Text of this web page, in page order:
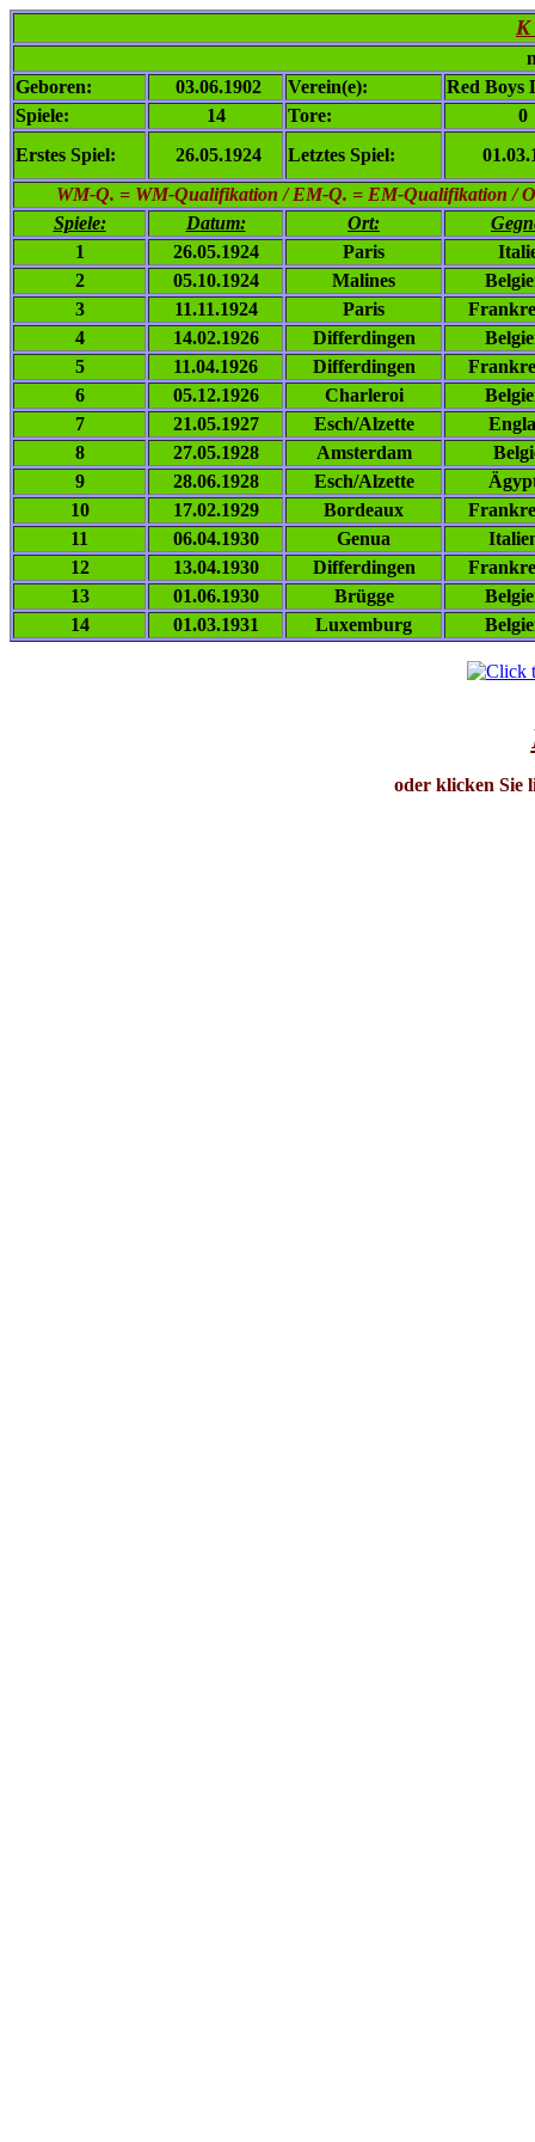
K
Geboren:
03.06.1902 Verein(e):
Red Boys
Spiele:
14 Tore:
0
Erstes Spiel:
26.05.1924 Letztes Spiel:
WM-Q. = WM-Qualifikation / EM-Q. = EM-Qualifikation /
Spiele:
Datum: Ort:
1
26.05.1924 Paris
2
05.10.1924 Malines
3
11.11.1924 Paris
4
14.02.1926 Differdingen
5
11.04.1926 Differdingen
6
05.12.1926 Charleroi
7
21.05.1927 Esch/Alzette
8
27.05.1928 Amsterdam
9
28.06.1928 Esch/Alzette
10
17.02.1929 Bordeaux
11
06.04.1930 Genua
12
13.04.1930 Differdingen
13
01.06.1930 Brügge
14
01.03.1931 Luxemburg
oder klicken Sie